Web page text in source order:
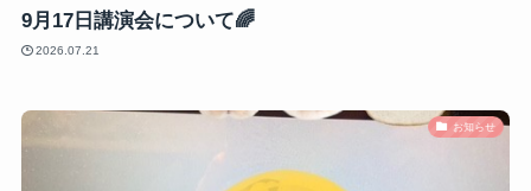
9月17日講演会について🌈
2026.07.21
お知らせ